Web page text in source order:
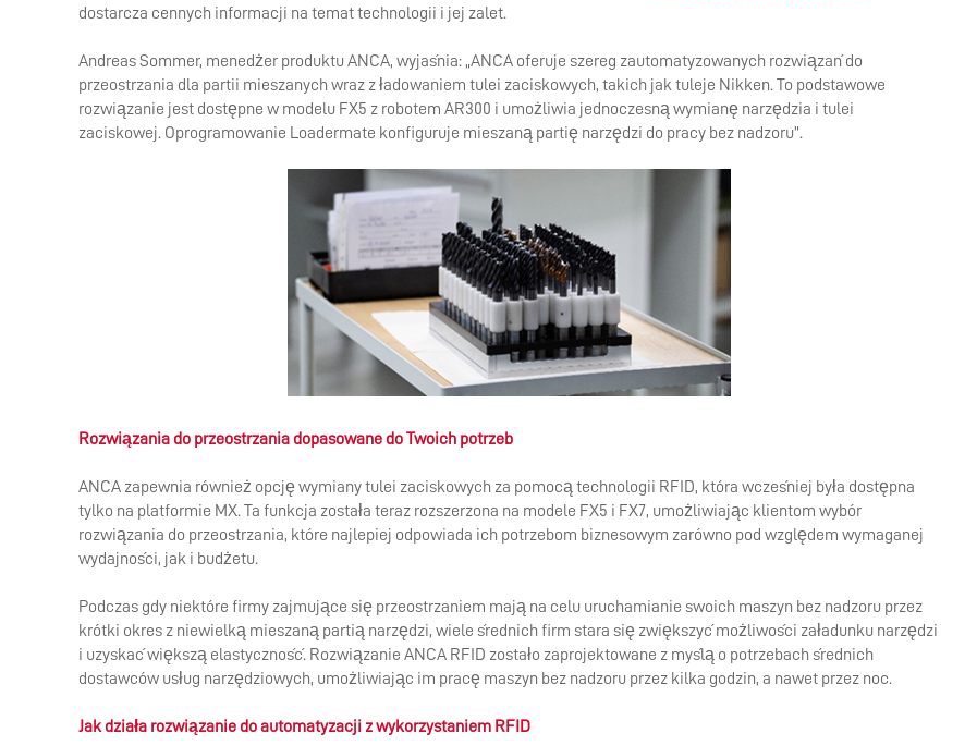
DYNAMIC DESIGN AND
DEVELOPMENT – MEET JENNA
A TECHNICAL JOB IN A
PEOPLE AND TECHNOLOGY -
MEET MICHAEL
CREATIVE WORK ON THE
IN A COLLABORATIVE GLOBAL
TEAM – MEET QUONG
dostarcza cennych informacji na temat technologii i jej zalet.
Andreas Sommer, menedżer produktu ANCA, wyjaśnia: „ANCA oferuje szereg zautomatyzowanych rozwiązań do
przeostrzania dla partii mieszanych wraz z ładowaniem tulei zaciskowych, takich jak tuleje Nikken. To podstawowe
rozwiązanie jest dostępne w modelu FX5 z robotem AR300 i umożliwia jednoczesną wymianę narzędzia i tulei
zaciskowej. Oprogramowanie Loadermate konfiguruje mieszaną partię narzędzi do pracy bez nadzoru”.
Rozwiązania do przeostrzania dopasowane do Twoich potrzeb
ANCA zapewnia również opcję wymiany tulei zaciskowych za pomocą technologii RFID, która wcześniej była dostępna
tylko na platformie MX. Ta funkcja została teraz rozszerzona na modele FX5 i FX7, umożliwiając klientom wybór
rozwiązania do przeostrzania, które najlepiej odpowiada ich potrzebom biznesowym zarówno pod względem wymaganej
wydajności, jak i budżetu.
Podczas gdy niektóre firmy zajmujące się przeostrzaniem mają na celu uruchamianie swoich maszyn bez nadzoru przez
krótki okres z niewielką mieszaną partią narzędzi, wiele średnich firm stara się zwiększyć możliwości załadunku narzędzi
i uzyskać większą elastyczność. Rozwiązanie ANCA RFID zostało zaprojektowane z myślą o potrzebach średnich
dostawców usług narzędziowych, umożliwiając im pracę maszyn bez nadzoru przez kilka godzin, a nawet przez noc.
Jak działa rozwiązanie do automatyzacji z wykorzystaniem RFID